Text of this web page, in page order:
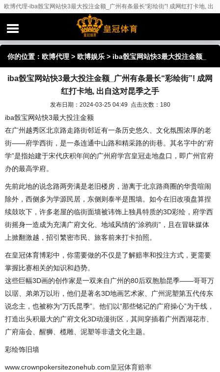
欧博代理-iba骰宝网站快3最大投注金额_广州有条最长“彩绘街”! 成网红打卡地, 出
你的位置： 欧博代理 > 欧博娱乐 > iba骰宝网站快3最大投注金额_
广州有条最长“彩绘街”! 成网红打卡地, 出自这对昆季之手
iba骰宝网站快3最大投注金额_广州有条最长“彩绘街”! 成网
红打卡地, 出自这对昆季之手
发布日期：2024-03-25 04:49 点击次数：180
iba骰宝网站快3最大投注金额
在广州越秀区北京路走路街邻近有一条历史悠久、文化氛围浓厚的老
街——府学西街，是一条连通中山路和精采路的街巷。其名字中的“府
学”是指始建于宋代庆积年间的广州府学宫皇冠走地盘口，即广州官府
办的最高学府。
先前此地的说念路两旁满是老旧楼房，游离于北京路商圈的华贵喧闹
除外，西侧多为学源民居，东侧则泰半是围墙。如今在旧改项盘算捏
续鼓吹下，许多老屋的临街面墙被讳饰上独具特质的3D彩绘，府学西
街摇身一造成为充满广府文化、地域风情的“涂鸦街”，且在冒昧媒体
上掀翻激越，招引繁密市民、旅客前来打卡拍照。
在皇冠体育博彩中，你需要做的不仅是了解赔率和投注方式，更需要
掌握比赛相关的知识和趋势。
这些巨幅3D画的创作家是一双来自广州的80后双胞胎昆季——哥哥万
以琚、弟弟万以珩，他们是著名3D地画艺术家、广州泥塑第五代传东
说念主，也被称为“万氏昆季”。他们以“那些铭记的广府操心”为干线，
打造出头积最大的广府文化3D动漫街区，其间穿插着广州西湖花市、
广府庙会、醒狮、榄雕、泥塑等非遗文化主题。
彩绘饰旧墙
www.crownpokersitezonehub.com皇冠体育赔率